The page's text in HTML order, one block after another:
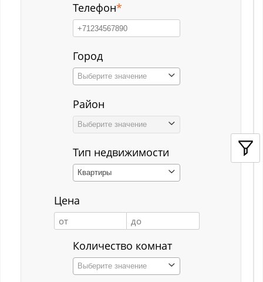
Карагайлинский
Красная Орловка
Красная Орловка с
Телефон*
Город
Выберите значение
Район
Выберите значение
Тип недвижимости
Квартиры
Цена
Количество комнат
Выберите значение